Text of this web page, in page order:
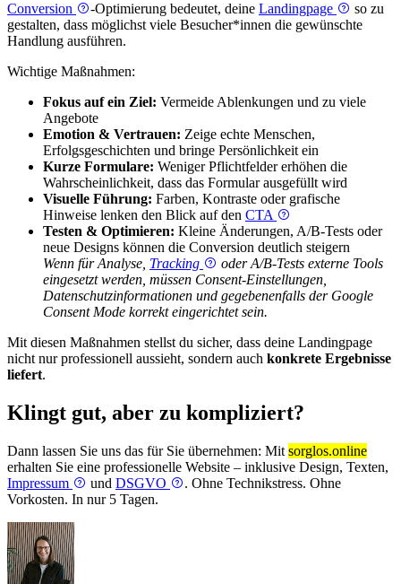
Conversion -Optimierung bedeutet, deine Landingpage
so zu
gestalten, dass möglichst viele Besucher*innen die gewünschte
Handlung ausführen.
Wichtige Maßnahmen:
Fokus auf ein Ziel: Vermeide Ablenkungen und zu viele
Angebote
Emotion & Vertrauen: Zeige echte Menschen,
Erfolgsgeschichten und bringe Persönlichkeit ein
Kurze Formulare: Weniger Pflichtfelder erhöhen die
Wahrscheinlichkeit, dass das Formular ausgefüllt wird
Visuelle Führung: Farben, Kontraste oder grafische
Hinweise lenken den Blick auf den CTA
Testen & Optimieren: Kleine Änderungen, A/B-Tests oder
neue Designs können die Conversion deutlich steigern
Wenn für Analyse, Tracking
oder A/B-Tests externe Tools
eingesetzt werden, müssen Consent-Einstellungen,
Datenschutzinformationen und gegebenenfalls der Google
Consent Mode korrekt eingerichtet sein.
Mit diesen Maßnahmen stellst du sicher, dass deine Landingpage
nicht nur professionell aussieht, sondern auch konkrete Ergebnisse
liefert.
Klingt gut, aber zu kompliziert?
Dann lassen Sie uns das für Sie übernehmen: Mit sorglos.online
erhalten Sie eine professionelle Website – inklusive Design, Texten,
Impressum
und DSGVO
. Ohne Technikstress. Ohne
Vorkosten. In nur 5 Tagen.